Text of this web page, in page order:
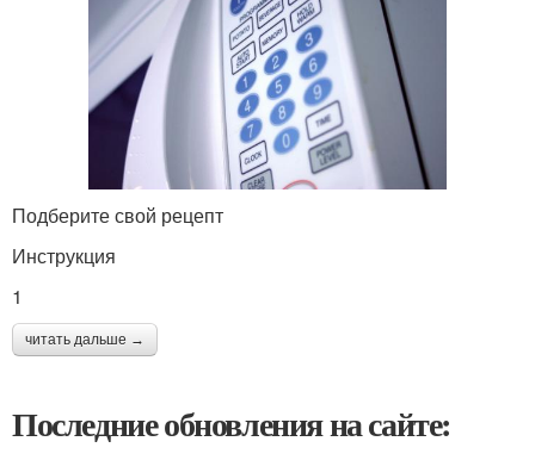
Подберите свой рецепт
Инструкция
1
читать дальше →
Последние обновления на сайте: